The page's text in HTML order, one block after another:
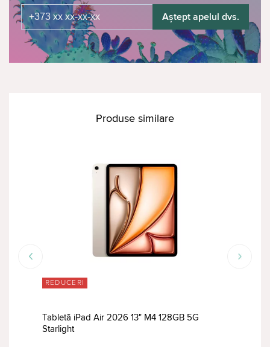
Aștept apelul dvs.
Produse similare
REDUCERI
Tabletă iPad Air 2026 13" M4 128GB 5G
Starlight